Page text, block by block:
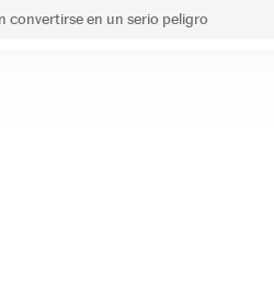
convertirse en un serio peligro